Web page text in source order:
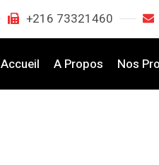
+216 73321460
Accueil A Propos Nos